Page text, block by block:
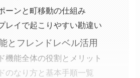
ーンと町移動の仕組み
レイで起こりやすい勘違い
とフレンドレベル活用
機能全体の役割とメリット
のなり方と基本手順一覧